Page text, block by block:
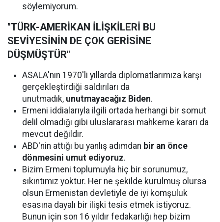
söylemiyorum.
"TÜRK-AMERİKAN İLİŞKİLERİ BU
SEVİYESİNİN DE ÇOK GERİSİNE
DÜŞMÜŞTÜR"
ASALA'nın 1970'li yıllarda diplomatlarımıza karşı
gerçekleştirdiği saldırıları da
unutmadık, unutmayacağız Biden.
Ermeni iddialarıyla ilgili ortada herhangi bir somut
delil olmadığı gibi uluslararası mahkeme kararı da
mevcut değildir.
ABD'nin attığı bu yanlış adımdan bir an önce
dönmesini umut ediyoruz.
Bizim Ermeni toplumuyla hiç bir sorunumuz,
sıkıntımız yoktur. Her ne şekilde kurulmuş olursa
olsun Ermenistan devletiyle de iyi komşuluk
esasına dayalı bir ilişki tesis etmek istiyoruz.
Bunun için son 16 yıldır fedakarlığı hep bizim